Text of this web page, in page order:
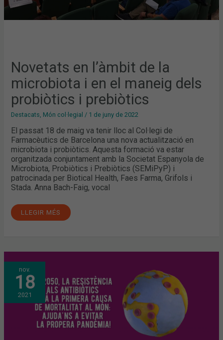
Novetats en l’àmbit de la
microbiota i en el maneig dels
probiòtics i prebiòtics
Destacats, Món col·legial / 1 de juny de 2022
El passat 18 de maig va tenir lloc al Col·legi de
Farmacèutics de Barcelona una nova actualització en
microbiota i probiòtics. Aquesta formació va estar
organitzada conjuntament amb la Societat Espanyola de
Microbiota, Probiòtics i Prebiòtics (SEMiPyP) i
patrocinada per Biotical Health, Faes Farma, Grifols i
Stada. Anna Bach-Faig, vocal
LLEGIR MÉS
nov.
18
2021
FARMACÈUTICS/QUES
DE
BARCELONA
COL·LABOREN
EN
DIFERENTS
INICIATIVES
INCIDIR